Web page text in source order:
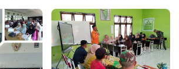
Sasaran dan Berkualitas